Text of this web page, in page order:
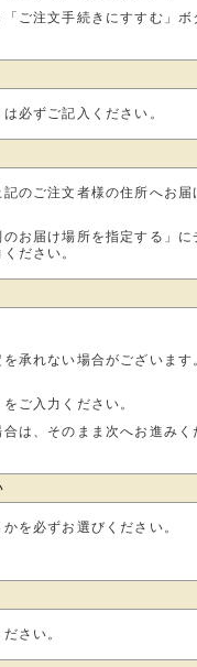
ご注文手続きにすすむ」ボ
必ずご記入ください。
のご注文者様の住所へお届
お届け場所を指定する」に
ださい。
承れない場合がございます
ご入力ください。
は、そのまま次へお進みく
を必ずお選びください。
さい。